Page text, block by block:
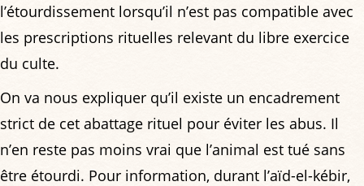
l’étourdissement lorsqu’il n’est pas compatible avec
les prescriptions rituelles relevant du libre exercice
du culte.
On va nous expliquer qu’il existe un encadrement
strict de cet abattage rituel pour éviter les abus. Il
n’en reste pas moins vrai que l’animal est tué sans
être étourdi. Pour information, durant l’aïd-el-kébir,